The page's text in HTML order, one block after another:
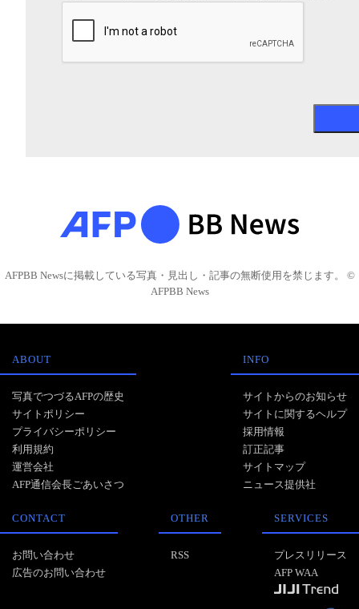
AFPBB Newsに掲載している写真・見出し・記事の無断使用を禁じます。 ©
AFPBB News
ABOUT
写真でつづるAFPの歴史
サイトポリシー
プライバシーポリシー
利用規約
運営会社
AFP通信会長ごあいさつ
INFO
サイトからのお知らせ
サイトに関するヘルプ
採用情報
訂正記事
サイトマップ
ニュース提供社
CONTACT
お問い合わせ
広告のお問い合わせ
OTHER
RSS
SERVICES
プレスリリース
AFP WAA